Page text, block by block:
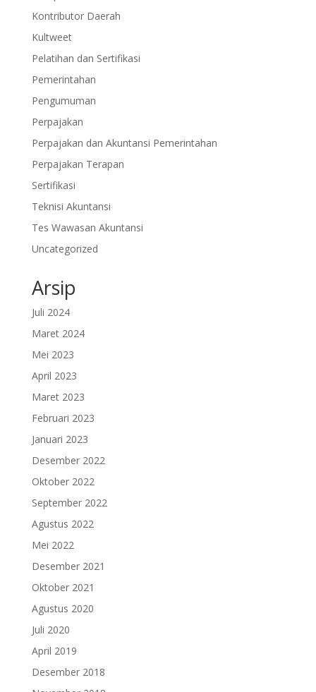
Kontributor Daerah
Kultweet
Pelatihan dan Sertifikasi
Pemerintahan
Pengumuman
Perpajakan
Perpajakan dan Akuntansi Pemerintahan
Perpajakan Terapan
Sertifikasi
Teknisi Akuntansi
Tes Wawasan Akuntansi
Uncategorized
Arsip
Juli 2024
Maret 2024
Mei 2023
April 2023
Maret 2023
Februari 2023
Januari 2023
Desember 2022
Oktober 2022
September 2022
Agustus 2022
Mei 2022
Desember 2021
Oktober 2021
Agustus 2020
Juli 2020
April 2019
Desember 2018